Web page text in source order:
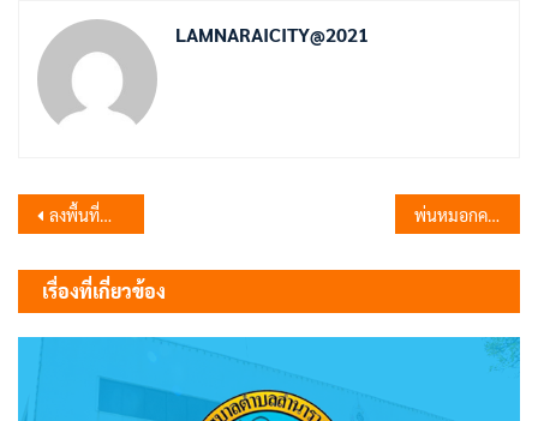
LAMNARAICITY@2021
แนะแนว
เรื่อง
ลงพื้นที่สำรวจท่อระบายน้ำ พ่นหมอกควันกำจัดยุงลาย หมู่ 1 ตำบลลำนารายณ์
เรื่องที่เกี่ยวข้อง